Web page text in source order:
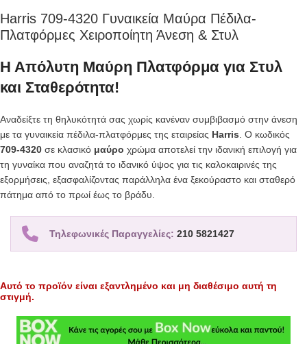
Harris 709-4320 Γυναικεία Μαύρα Πέδιλα-
Πλατφόρμες Χειροποίητη Άνεση & Στυλ
Η Απόλυτη Μαύρη Πλατφόρμα για Στυλ
και Σταθερότητα!
Αναδείξτε τη θηλυκότητά σας χωρίς κανέναν συμβιβασμό στην άνεση
με τα γυναικεία πέδιλα-πλατφόρμες της εταιρείας Harris. Ο κωδικός
709-4320 σε κλασικό μαύρο χρώμα αποτελεί την ιδανική επιλογή για
τη γυναίκα που αναζητά το ιδανικό ύψος για τις καλοκαιρινές της
εξορμήσεις, εξασφαλίζοντας παράλληλα ένα ξεκούραστο και σταθερό
πάτημα από το πρωί έως το βράδυ.
Τηλεφωνικές Παραγγελίες: 210 5821427
Αυτό το προϊόν είναι εξαντλημένο και μη διαθέσιμο αυτή τη
στιγμή.